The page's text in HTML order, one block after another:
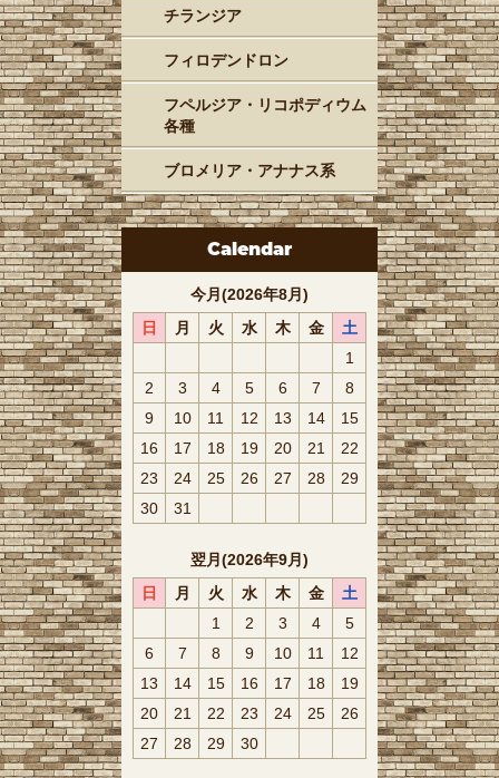
チランジア
フィロデンドロン
フペルジア・リコポディウム
各種
ブロメリア・アナナス系
Calendar
今月(2026年8月)
日
月 火 水 木 金
土
1
2
3 4 5 6 7
8
9
10 11 12 13 14
15
16
17 18 19 20 21
22
23
24 25 26 27 28
29
30
31
翌月(2026年9月)
日
月 火 水 木 金
土
1
2 3 4
5
6
7 8 9 10 11
12
13
14 15 16 17 18
19
20
21 22 23 24 25
26
27
28 29 30